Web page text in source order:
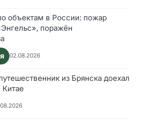
объектам в России: пожар
поражён
02.08.2026
из Брянска доехал